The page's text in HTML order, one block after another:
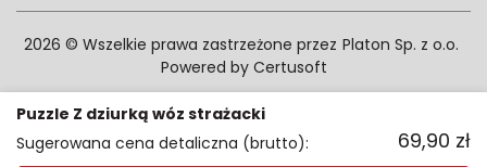
Puzzle Z dziurką wóz strażacki
Sugerowana cena detaliczna (brutto):
69,90 zł
2026 © Wszelkie prawa zastrzeżone przez Platon Sp. z o.o.
Powered by Certusoft